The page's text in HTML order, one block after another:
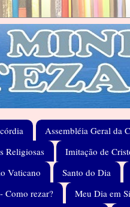
Assembléia Geral da
Religiosas Imitação de
Vaticano Santo do Dia
Como rezar?
Meu Dia em